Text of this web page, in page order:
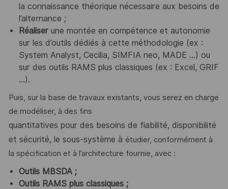
la connaissance théorique nécessaire aux besoins de
l’alternance ;
Réaliserune montée en compétence et autonomie
sur les d’outils dédiés à cette méthodologie (ex :
System Analyst, Cecilia, SIMFIA neo, MADE ...) ou
sur des outils RAMS plus classiques (ex : Excel, GRIF
...).
Puis, sur la base de travaux existants, vous serez en charge
de modéliser, à des fins
quantitatives pour des besoins de fiabilité, disponibilité
et sécurité, le sous-système à étudier, conformément à
la spécification et à l’architecture fournie, avec :
Outils MBSDA ;
Outils RAMS plus classiques ;